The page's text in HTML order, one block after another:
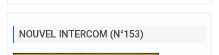
NOUVEL INTERCOM (N°153)